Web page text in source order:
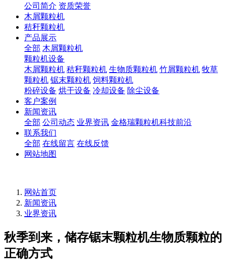
公司简介 资质荣誉
木屑颗粒机
秸秆颗粒机
产品展示
全部 木屑颗粒机
颗粒机设备
木屑颗粒机 秸秆颗粒机 生物质颗粒机 竹屑颗粒机 牧草
颗粒机 锯末颗粒机 饲料颗粒机
粉碎设备 烘干设备 冷却设备 除尘设备
客户案例
新闻资讯
全部 公司动态 业界资讯 金格瑞颗粒机科技前沿
联系我们
全部 在线留言 在线反馈
网站地图
网站首页
新闻资讯
业界资讯
秋季到来，储存锯末颗粒机生物质颗粒的
正确方式